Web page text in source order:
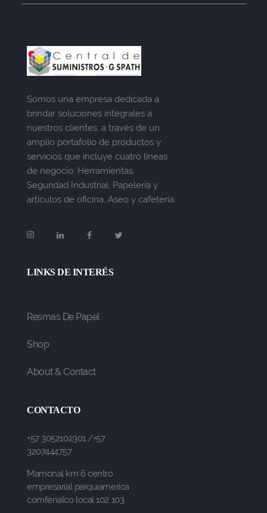
Somos una empresa dedicada a
brindar soluciones integrales a
nuestros clientes, a través de un
amplio portafolio de productos y
servicios que incluye cuatro líneas
de negocio: Herramientas,
Seguridad Industrial, Papelería y
artículos de oficina, Aseo y cafetería.
LINKS DE INTERÉS
Resmas De Papel
Shop
About & Contact
CONTACTO
+57 3052102301 /+57
3207444757
Mamonal km 6 centro
empresarial parquiamerica
comfenalco local 102 103